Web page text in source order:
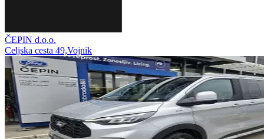
ČEPIN d.o.o.
Celjska cesta 49,Vojnik